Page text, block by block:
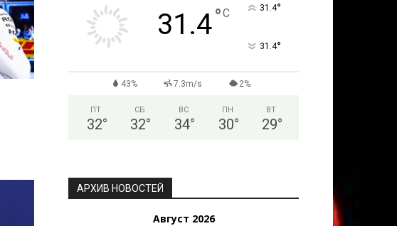
31.4°C 31.4°
31.4°
43% 7.3m/s 2%
ПТ
32°
СБ
32°
ВС
34°
ПН
30°
ВТ
29°
АРХИВ НОВОСТЕЙ
Август 2026